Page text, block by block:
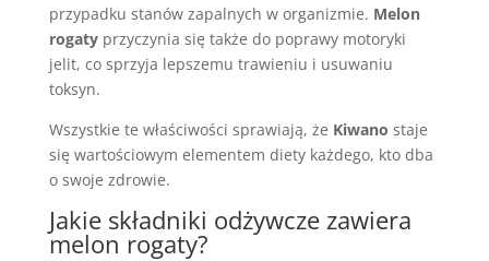
przypadku stanów zapalnych w organizmie. Melon
rogatyprzyczynia się także do poprawy motoryki
jelit, co sprzyja lepszemu trawieniu i usuwaniu
toksyn.
Wszystkie te właściwości sprawiają, że Kiwano staje
się wartościowym elementem diety każdego, kto dba
o swoje zdrowie.
Jakie składniki odżywcze zawiera
melon rogaty?